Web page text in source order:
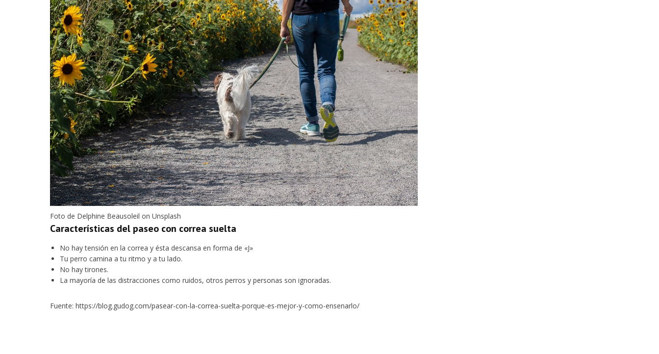
Foto de Delphine Beausoleil on Unsplash
Características del paseo con correa suelta
No hay tensión en la correa y ésta descansa en forma de «J»
Tu perro camina a tu ritmo y a tu lado.
No hay tirones.
La mayoría de las distracciones como ruidos, otros perros y personas son ignoradas.
Fuente: https://blog.gudog.com/pasear-con-la-correa-suelta-porque-es-mejor-y-como-ensenarlo/